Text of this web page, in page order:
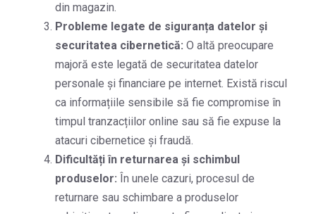
din magazin.
Probleme legate de siguranța datelor și
securitatea cibernetică: O altă preocupare
majoră este legată de securitatea datelor
personale și financiare pe internet. Există riscul
ca informațiile sensibile să fie compromise în
timpul tranzacțiilor online sau să fie expuse la
atacuri cibernetice și fraudă.
Dificultăți în returnarea și schimbul
produselor: În unele cazuri, procesul de
returnare sau schimbare a produselor